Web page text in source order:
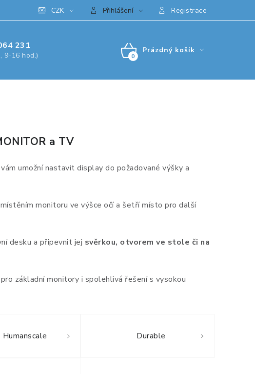
CZK Přihlášení Registrace
231
9-16 hod.)
NÁKUPNÍ
Prázdný košík
a TV
vám umožní nastavit display do požadované výšky a
monitoru ve výšce očí a šetří místo pro další
desku a připevnit jej svěrkou, otvorem ve stole či na
základní monitory i spolehlivá řešení s vysokou
Humanscale Durable